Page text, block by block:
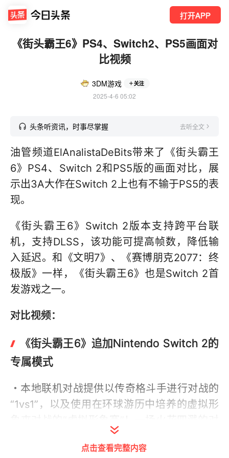
打开APP
《街头霸王6》PS4、Switch2、PS5画面对
比视频
3DM游戏 关注
2025-4-6 05:02
头条听资讯，时事尽掌握 去听全文
油管频道ElAnalistaDeBits带来了《街头霸王
6》PS4、Switch 2和PS5版的画面对比，展
示出3A大作在Switch 2上也有不输于PS5的表
现。
《街头霸王6》Switch 2版本支持跨平台联
机，支持DLSS，该功能可提高帧数，降低输
入延迟。和《文明7》、《赛博朋克2077：终
极版》一样，《街头霸王6》也是Switch 2首
发游戏之一。
对比视频：
《街头霸王6》追加Nintendo Switch 2的
专属模式
・本地联机对战提供以传奇格斗手进行对战的
“1vs1”，以及使用在环球游历中培养的虚拟形
战就在您的手上展开！
点击查看完整内容